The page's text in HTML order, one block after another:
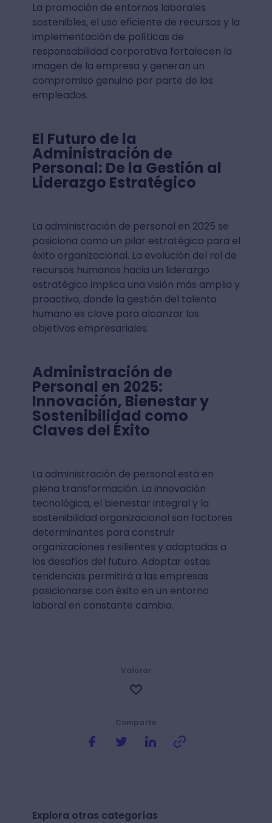
La promoción de entornos laborales
sostenibles, el uso eficiente de recursos y la
implementación de políticas de
responsabilidad corporativa fortalecen la
imagen de la empresa y generan un
compromiso genuino por parte de los
empleados.
El Futuro de la
Administración de
Personal: De la Gestión al
Liderazgo Estratégico
La administración de personal en 2025 se
posiciona como un pilar estratégico para el
éxito organizacional. La evolución del rol de
recursos humanos hacia un liderazgo
estratégico implica una visión más amplia y
proactiva, donde la gestión del talento
humano es clave para alcanzar los
objetivos empresariales.
Administración de
Personal en 2025:
Innovación, Bienestar y
Sostenibilidad como
Claves del Éxito
La administración de personal está en
plena transformación. La innovación
tecnológica, el bienestar integral y la
sostenibilidad organizacional son factores
determinantes para construir
organizaciones resilientes y adaptadas a
los desafíos del futuro. Adoptar estas
tendencias permitirá a las empresas
posicionarse con éxito en un entorno
laboral en constante cambio.
Compartir
Valorar
Explora otras categorías